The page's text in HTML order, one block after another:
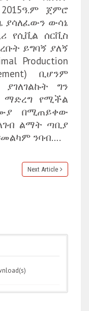
ጀምሮ
ያሳለፈውን ውሳኔ
የሲቪል ሰርቪስ
ይግባኝ ያለኝ
Production
ቢሆንም
ግን
የሚችል
በሚጠይቀው
ልማት ጣቢያ
ንባብ….
Next Article